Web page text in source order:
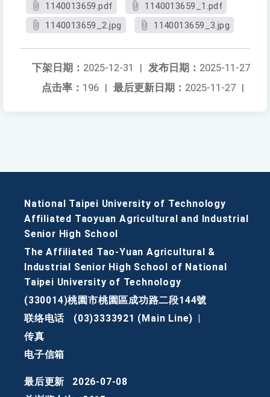
1140013659.pdf
1140013659_1.pdf
1140013659_2.jpg
1140013659_3.jpg
发布日期： 2025-11-27
下架日期： 2025-12-31
|
最后更新日期： 2025-11-27 |
点击率： 196 |
National Taipei University of Technology
Affiliated Taoyuan Agricultural and Industrial
Senior High School
The Affiliated Tao-Yuan Agricultural &
Industrial Senior High School of National
Taipei University of Technology
(330014)桃園市桃園區成功路二段144號
联络电话
(03)3333921 (Main Line)
传真
电子信箱
最后更新
2026-07-08